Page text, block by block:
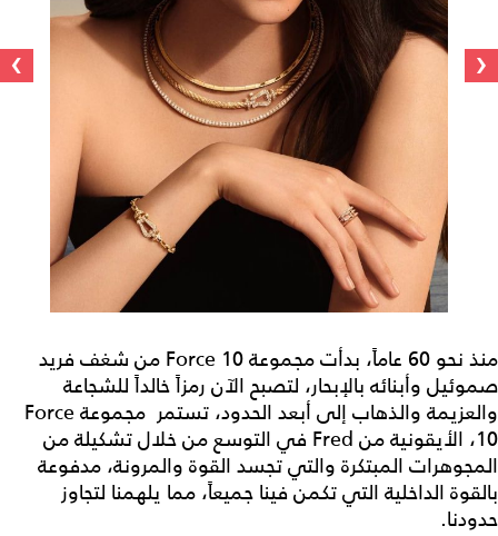
‹
›
منذ نحو 60 عاماً، بدأت مجموعة Force 10 من شغف فريد
صموئيل وأبنائه بالإبحار، لتصبح الآن رمزاً خالداً للشجاعة
والعزيمة والذهاب إلى أبعد الحدود، تستمر مجموعة Force
10، الأيقونية من Fred في التوسع من خلال تشكيلة من
المجوهرات المبتكرة والتي تجسد القوة والمرونة، مدفوعة
بالقوة الداخلية التي تكمن فينا جميعاً، مما يلهمنا لتجاوز
حدودنا.